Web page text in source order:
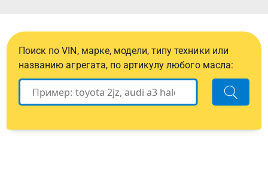
Поиск по VIN, марке, модели, типу техники или
названию агрегата, по артикулу любого масла: